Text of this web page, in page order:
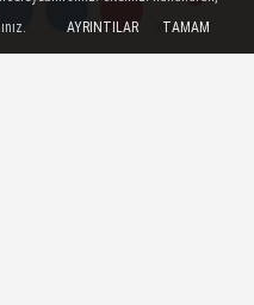
Yorumlar
Yorumlar
Güreşçiler
Yorumlar
AYRINTILAR TAMAM